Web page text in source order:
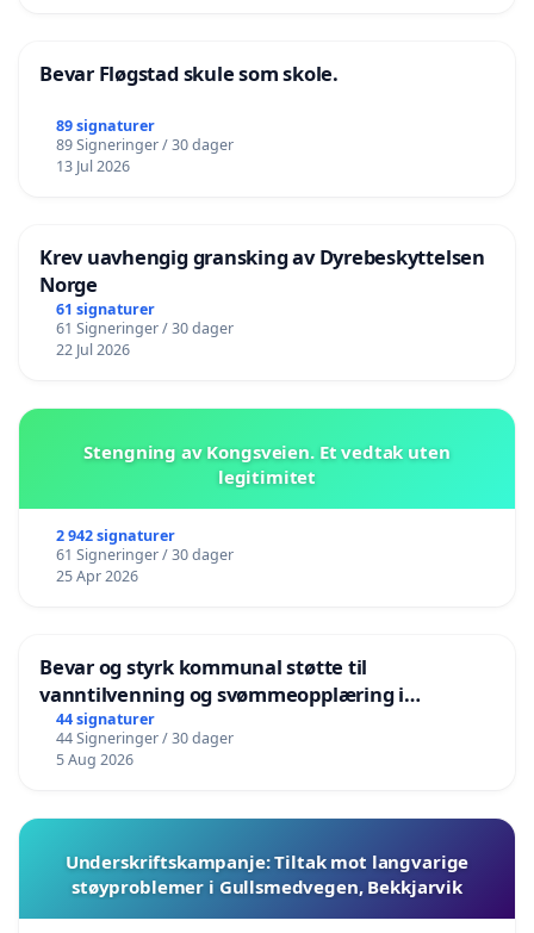
Bevar Fløgstad skule som skole.
89 signaturer
89 Signeringer / 30 dager
13 Jul 2026
Krev uavhengig gransking av Dyrebeskyttelsen
Norge
61 signaturer
61 Signeringer / 30 dager
22 Jul 2026
Stengning av Kongsveien. Et vedtak uten
legitimitet
2 942 signaturer
61 Signeringer / 30 dager
25 Apr 2026
Bevar og styrk kommunal støtte til
vanntilvenning og svømmeopplæring i
barnehagene i Haugesund
44 signaturer
44 Signeringer / 30 dager
5 Aug 2026
Underskriftskampanje: Tiltak mot langvarige
støyproblemer i Gullsmedvegen, Bekkjarvik